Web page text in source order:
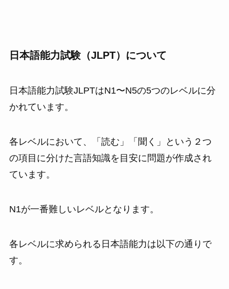
日本語能力試験（JLPT）について
日本語能力試験JLPTはN1〜N5の5つのレベルに分
かれています。
各レベルにおいて、「読む」「聞く」という２つ
の項目に分けた言語知識を目安に問題が作成され
ています。
N1が一番難しいレベルとなります。
各レベルに求められる日本語能力は以下の通りで
す。